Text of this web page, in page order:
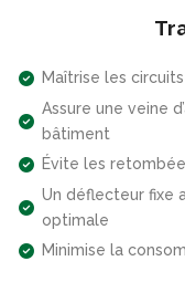
Maîtrise les
Assure une veine
bâtiment
Évite les
Un déflecteur fixe
optimale
Minimise la